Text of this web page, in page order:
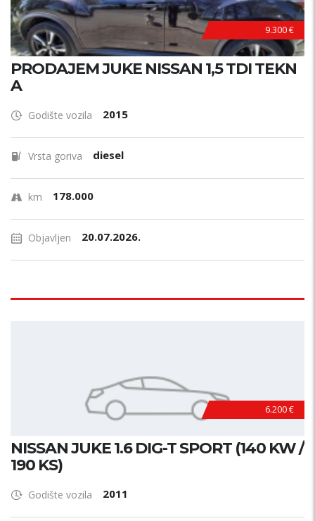
9.300 €
PRODAJEM JUKE NISSAN 1,5 TDI TEKN
A
Godište vozila 2015
Vrsta goriva diesel
km 178.000
Objavljen 20.07.2026.
6.200 €
NISSAN JUKE 1.6 DIG-T SPORT (140 KW /
190 KS)
Godište vozila 2011